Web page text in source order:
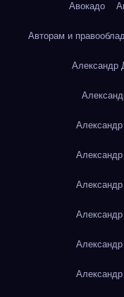
Авокадо
Авторам и
Александр